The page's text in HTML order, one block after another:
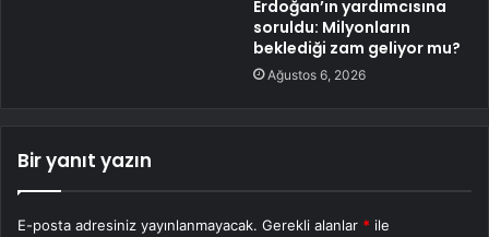
Erdoğan’ın yardımcısına
soruldu: Milyonların
beklediği zam geliyor mu?
Ağustos 6, 2026
Bir yanıt yazın
E-posta adresiniz yayınlanmayacak. Gerekli alanlar * ile